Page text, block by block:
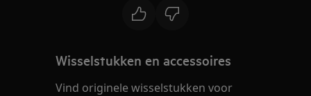
Wisselstukken en accessoires
Vind originele wisselstukken voor